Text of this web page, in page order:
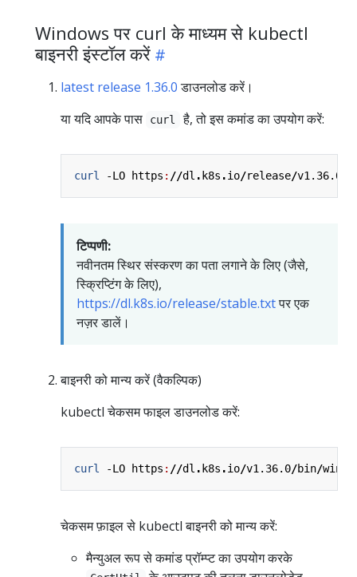
Windows पर curl के माध्यम से kubectl
बाइनरी इंस्टॉल करें
latest release 1.36.0डाउनलोड करें।
या यदि आपके पास
curl है, तो इस कमांड का उपयोग करें:
curl -LO https : //dl . k8s .io/release/v1.36.0
टिप्पणी:
नवीनतम स्थिर संस्करण का पता लगाने के लिए (जैसे,
स्क्रिप्टिंग के लिए),
https://dl.k8s.io/release/stable.txtपर एक
नज़र डालें।
बाइनरी को मान्य करें (वैकल्पिक)
kubectl चेकसम फाइल डाउनलोड करें:
curl -LO https : //dl . k8s .io/v1.36.0/bin/
चेकसम फ़ाइल से kubectl बाइनरी को मान्य करें:
मैन्युअल रूप से कमांड प्रॉम्प्ट का उपयोग करके